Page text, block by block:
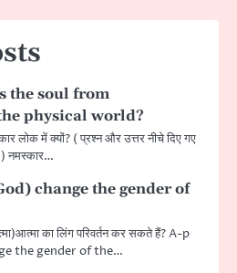
the soul from
physical world?
लोक में क्यों? ( प्रश्न और उत्तर नीचे दिए गए
नमस्कार…
change the gender of
का लिंग परिवर्तन कर सकते हैं? A-p
the gender of the…